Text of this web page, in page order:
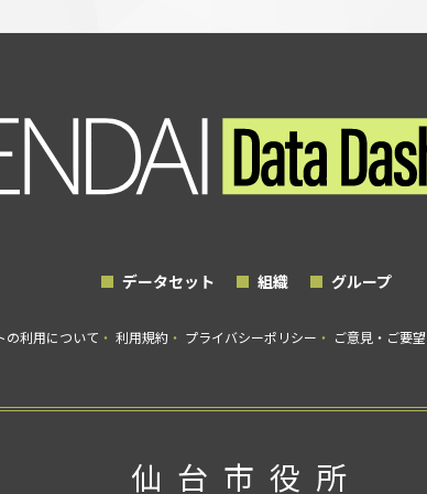
データセット 組織 グループ
の利用について 利用規約 プライバシーポリシー ご意見・ご要望
仙台市役所